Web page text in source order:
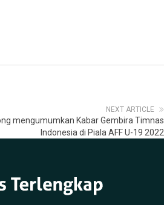
NEXT ARTICLE
mengumumkan Kabar Gembira Timnas
Indonesia di Piala AFF U-19 2022